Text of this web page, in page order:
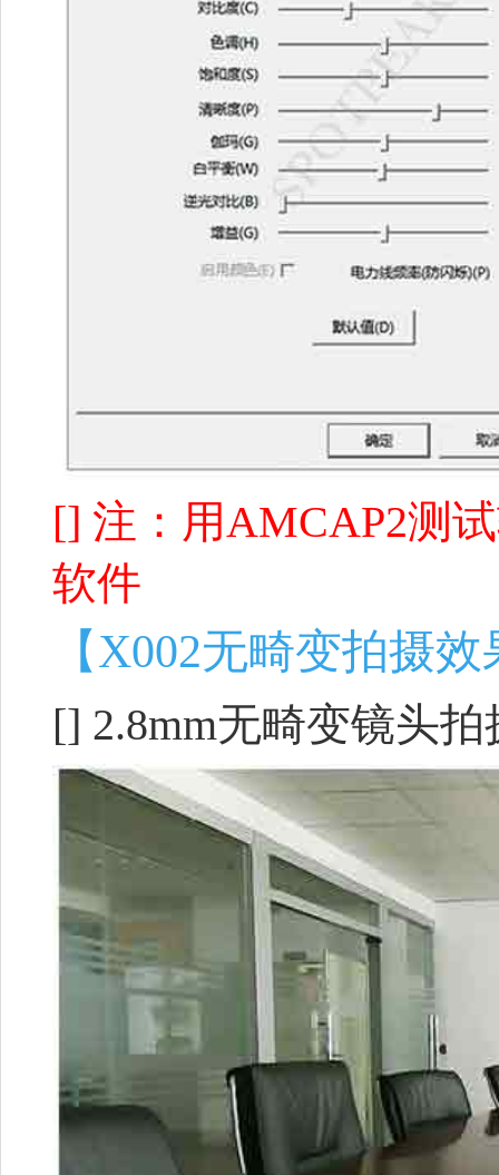
[] 注：用AMCAP2测
软件
【X002无畸变拍摄
[] 2.8mm无畸变镜头